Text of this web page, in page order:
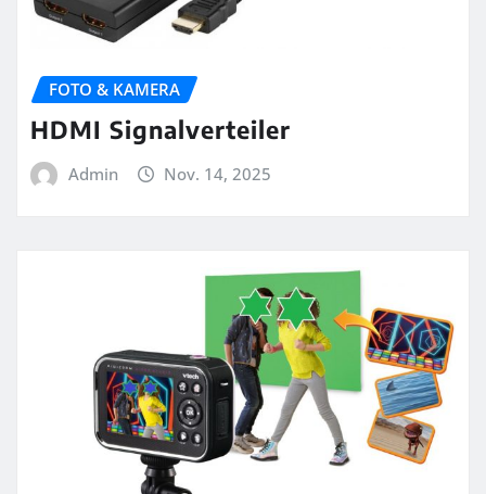
FOTO & KAMERA
HDMI Signalverteiler
Admin Nov. 14, 2025